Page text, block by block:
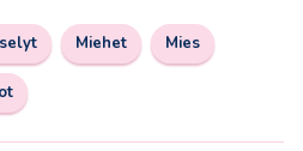
Miehet Mies